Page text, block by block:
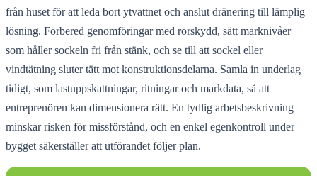
från huset för att leda bort ytvattnet och anslut dränering till lämplig
lösning. Förbered genomföringar med rörskydd, sätt marknivåer
som håller sockeln fri från stänk, och se till att sockel eller
vindtätning sluter tätt mot konstruktionsdelarna. Samla in underlag
tidigt, som lastuppskattningar, ritningar och markdata, så att
entreprenören kan dimensionera rätt. En tydlig arbetsbeskrivning
minskar risken för missförstånd, och en enkel egenkontroll under
bygget säkerställer att utförandet följer plan.